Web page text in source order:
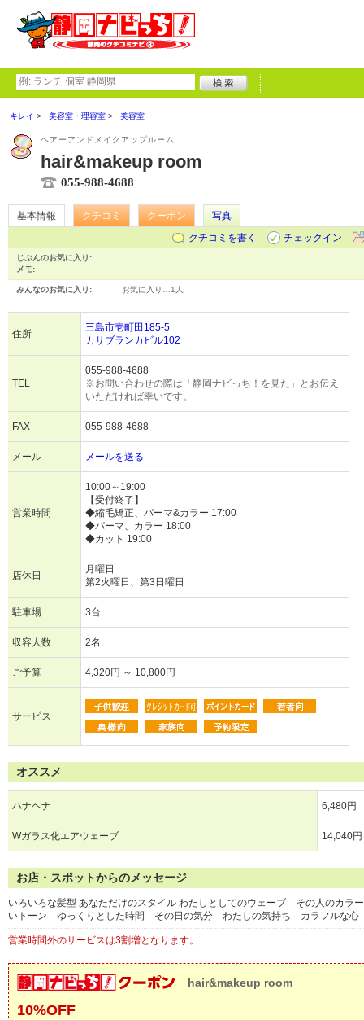
キレイ 美容室・理容室 美容室
ヘアーアンドメイクアップルーム
hair&makeup room
055-988-4688
基本情報 クチコミ クーポン
写真
クチコミを書く
チェックイン
じぶんのお気に入り:
メモ:
みんなのお気に入り: お気に入り… 1人
住所
三島市壱町田185-5
カサブランカビル102
TEL
055-988-4688
※お問い合わせの際は「静岡ナビっち！を見た」とお伝え
いただければ幸いです。
FAX 055-988-4688
メール メールを送る
営業時間
10:00～19:00
【受付終了】
◆縮毛矯正、パーマ&カラー 17:00
◆パーマ、カラー 18:00
◆カット 19:00
店休日
月曜日
第2火曜日、第3日曜日
駐車場 3台
収容人数 2名
ご予算 4,320円 ～ 10,800円
サービス
オススメ
ハナヘナ 6,480円
Wガラス化エアウェーブ 14,040円
お店・スポットからのメッセージ
いろいろな髪型 あなただけのスタイル わたしとしてのウェーブ その人の
いトーン ゆっくりとした時間 その日の気分 わたしの気持ち カラフルな心
営業時間外のサービスは3割増となります。
hair&makeup room
10%OFF